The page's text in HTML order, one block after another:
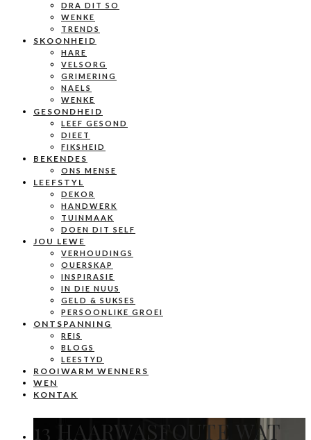
DRA DIT SO
WENKE
TRENDS
SKOONHEID
HARE
VELSORG
GRIMERING
NAELS
WENKE
GESONDHEID
LEEF GESOND
DIEET
FIKSHEID
BEKENDES
ONS MENSE
LEEFSTYL
DEKOR
HANDWERK
TUINMAAK
DOEN DIT SELF
JOU LEWE
VERHOUDINGS
OUERSKAP
INSPIRASIE
IN DIE NUUS
GELD & SUKSES
PERSOONLIKE GROEI
ONTSPANNING
REIS
BLOGS
LEESTYD
ROOIWARM WENNERS
WEN
KONTAK
13 HAARWASFOUTE WAT